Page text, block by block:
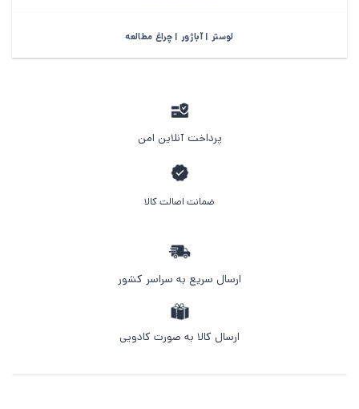
لوستر | آباژور | چراغ مطالعه
پرداخت آنلاین امن
ضمانت اصالت کالا
ارسال سریع به سراسر کشور
ارسال کالا به صورت کادویی